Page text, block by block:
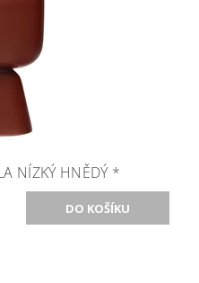
NÍZKÝ HNĚDÝ *